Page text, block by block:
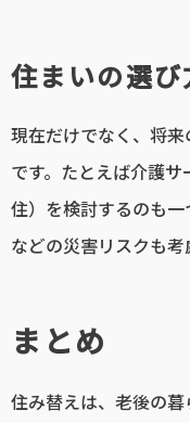
住まいの選
現在だけでなく、将
です。たとえば介護
住）を検討するのも
などの災害リスクも考
まとめ
住み替えは、老後の